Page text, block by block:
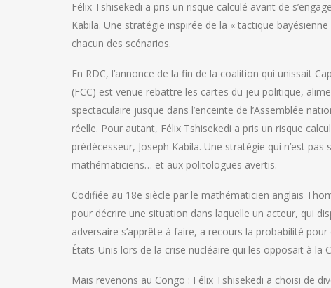
Félix Tshisekedi a pris un risque calculé avant de
Kabila. Une stratégie inspirée de la « tactique
chacun des scénarios.
En RDC, l’annonce de la fin de la coalition qui unissait
(FCC) est venue rebattre les cartes du jeu politique,
spectaculaire jusque dans l’enceinte de l’Assemblée
réelle. Pour autant, Félix Tshisekedi a pris un risque
prédécesseur, Joseph Kabila. Une stratégie qui n’est
mathématiciens… et aux politologues avertis.
Codifiée au 18e siècle par le mathématicien anglais
pour décrire une situation dans laquelle un acteur, qui
adversaire s’apprête à faire, a recours la probabilité
États-Unis lors de la crise nucléaire qui les opposait à la
Mais revenons au Congo : Félix Tshisekedi a choisi de